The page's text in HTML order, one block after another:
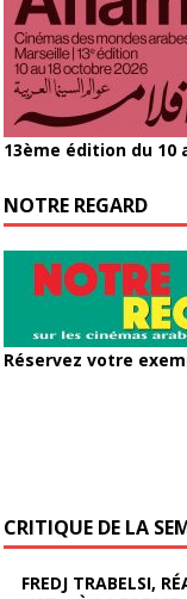
13ème édition du 10
NOTRE REGARD
Réservez votre
CRITIQUE DE LA
FREDJ TRABELSI,